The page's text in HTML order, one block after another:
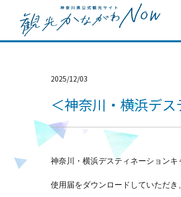
2025/12/03
＜神奈川・横浜デ
神奈川・横浜デスティネーションキ
使用届をダウンロードしていただき